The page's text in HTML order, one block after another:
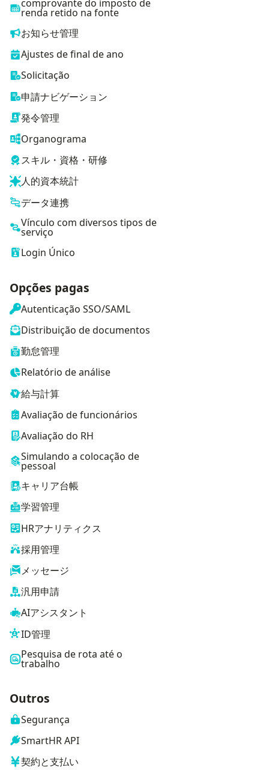
comprovante do imposto de
renda retido na fonte
お知らせ管理
Ajustes de final de ano
Solicitação
申請ナビゲーション
発令管理
Organograma
スキル・資格・研修
人的資本統計
データ連携
Vínculo com diversos tipos de
serviço
Login Único
Opções pagas
Autenticação SSO/SAML
Distribuição de documentos
勤怠管理
Relatório de análise
給与計算
Avaliação de funcionários
Avaliação do RH
Simulando a colocação de
pessoal
キャリア台帳
学習管理
HRアナリティクス
採用管理
メッセージ
汎用申請
AIアシスタント
ID管理
Pesquisa de rota até o
trabalho
Outros
Segurança
SmartHR API
契約と支払い